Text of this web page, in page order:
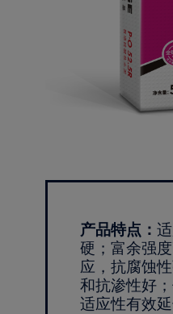
产品特点：
硬；富余强
应，抗腐蚀
和抗渗性好
适应性有效